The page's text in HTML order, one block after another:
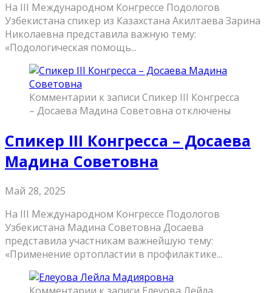
На III Международном Конгрессе Подологов
Узбекистана спикер из Казахстана Акилтаева Зарина
Николаевна представила важную тему:
«Подологическая помощь...
Комментарии к записи Спикер III Конгресса
– Досаева Мадина Советовна отключены
Спикер III Конгресса – Досаева
Мадина Советовна
Май 28, 2025
На III Международном Конгрессе Подологов
Узбекистана Мадина Советовна Досаева
представила участникам важнейшую тему:
«Применение ортопластии в профилактике...